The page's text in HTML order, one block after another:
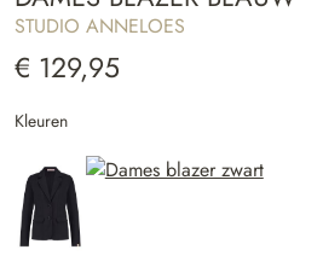
STUDIO ANNELOES
€ 129,95
Kleuren